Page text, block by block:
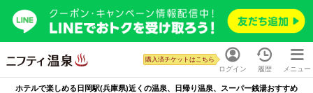
ログイン
購入済チケットはこちら
履歴 メニュー
ホテルで楽しめる日岡駅(兵庫県)近くの温泉、日帰り温泉、スーパー銭湯おすすめ